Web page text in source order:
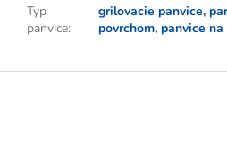
Typ
panvice:
grilovacie panvice,
povrchom, panvice
Z